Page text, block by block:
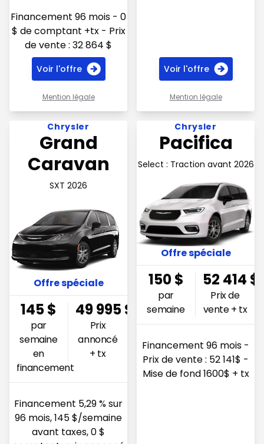
Financement 96 mois - 0
$ de comptant +tx - Prix
de vente : 32 864 $
Voir l'offre
Mention légale
Voir l'offre
Mention légale
Voir l'offre 145$ par semaine en financement
Chrysler
Grand
Caravan
SXT 2026
Offre spéciale
145$
par
semaine
en
financement
49 995$
Prix
annoncé
+ tx
Financement 5,29 % sur
96 mois, 145 $/semaine
avant taxes, 0 $
Voir l'offre 150$ par
Chrysler
Pacifica
Select : Traction avant 2026
Offre spéciale
150$
par
semaine
52 414 $
Prix de
vente + tx
Financement 96 mois -
Prix de vente : 52 141$ -
Mise de fond 1600$ + tx